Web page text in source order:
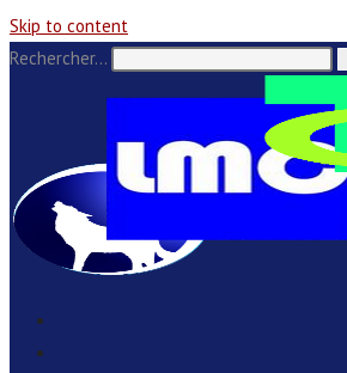
Skip to content
Rechercher…